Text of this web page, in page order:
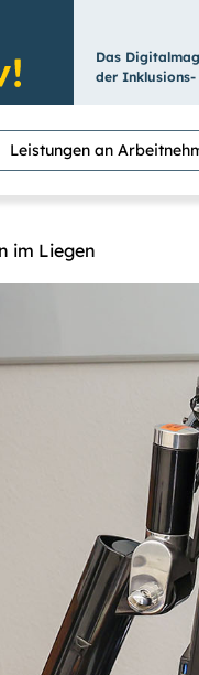
Das
der
Leistungen an
mit
bessere
Videos sind
(DGS)
aus
im Liegen